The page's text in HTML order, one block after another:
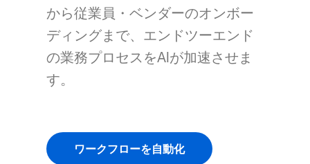
から従業員・ベンダーのオンボー
ディングまで、エンドツーエンド
の業務プロセスをAIが加速させま
す。
ワークフローを自動化